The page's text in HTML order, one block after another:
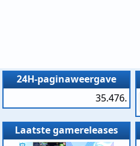
24H-paginaweergave
35.476.
Laatste gamereleases